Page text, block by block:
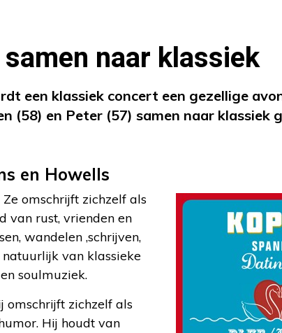
naar klassiek
een klassiek concert een gezellige
(58) en Peter (57) samen naar klassiek
en Howells
omschrijft zichzelf als
van rust, vrienden en
wandelen ,schrijven,
natuurlijk van klassieke
soulmuziek.
omschrijft zichzelf als
Hij houdt van